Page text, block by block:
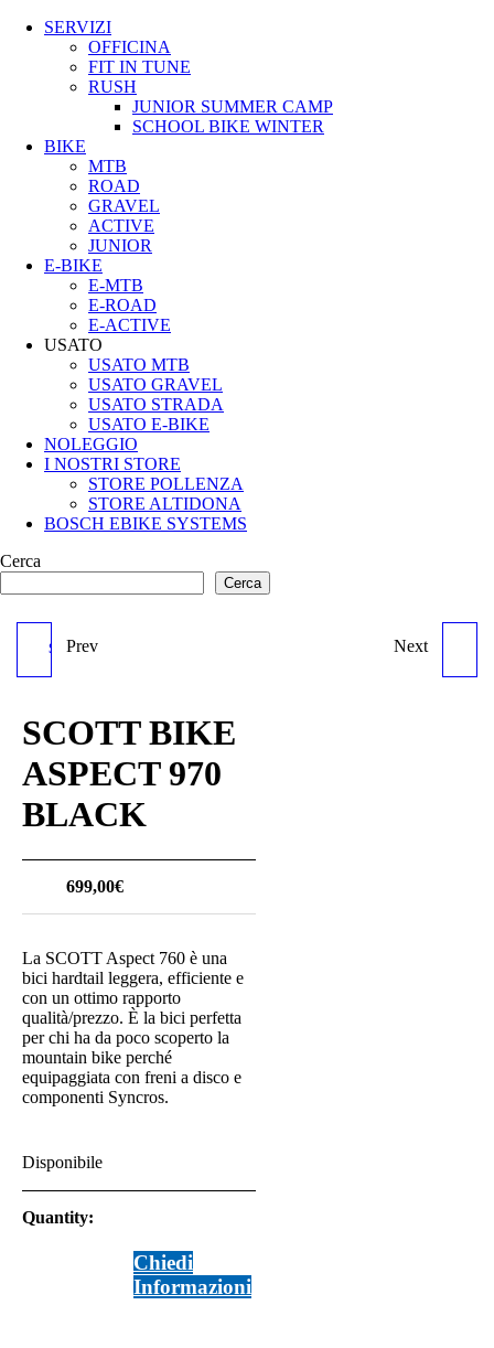
SERVIZI
OFFICINA
FIT IN TUNE
RUSH
JUNIOR SUMMER CAMP
SCHOOL BIKE WINTER
BIKE
MTB
ROAD
GRAVEL
ACTIVE
JUNIOR
E-BIKE
E-MTB
E-ROAD
E-ACTIVE
USATO
USATO MTB
USATO GRAVEL
USATO STRADA
USATO E-BIKE
NOLEGGIO
I NOSTRI STORE
STORE POLLENZA
STORE ALTIDONA
BOSCH EBIKE SYSTEMS
Cerca
Cerca
SCOTT BIKE ASPECT 740
Prev SCOTT ASPECT 960 RED
Next
SCOTT BIKE
ASPECT 970
BLACK
699,00€
La SCOTT Aspect 760 è una
bici hardtail leggera, efficiente e
con un ottimo rapporto
qualità/prezzo. È la bici perfetta
per chi ha da poco scoperto la
mountain bike perché
equipaggiata con freni a disco e
componenti Syncros.
Disponibile
Quantity:
Chiedi
Informazioni